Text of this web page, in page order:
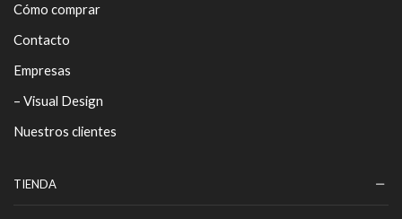
Cómo comprar
Contacto
Empresas
– Visual Design
Nuestros clientes
TIENDA